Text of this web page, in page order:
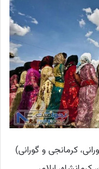
کرمانجی و گورانی)